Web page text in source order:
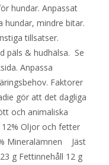
hundar. Anpassat
mindre bitar.
tillsatser.
päls & hudhälsa. Se
Anpassa
Faktorer
gör att det dagliga
och animaliska
Oljor och fetter
Mineralämnen Jäst
g Fettinnehåll 12 g